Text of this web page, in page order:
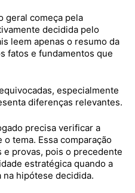
geral começa pela
decidida pelo
leem apenas o resumo da
fatos e fundamentos que
especialmente
diferenças relevantes.
precisa verificar a
tema. Essa comparação
provas, pois o precedente
estratégica quando a
na hipótese decidida.